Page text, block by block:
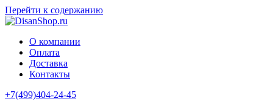
Перейти к содержанию
О компании
Оплата
Доставка
Контакты
+7(499)404-24-45